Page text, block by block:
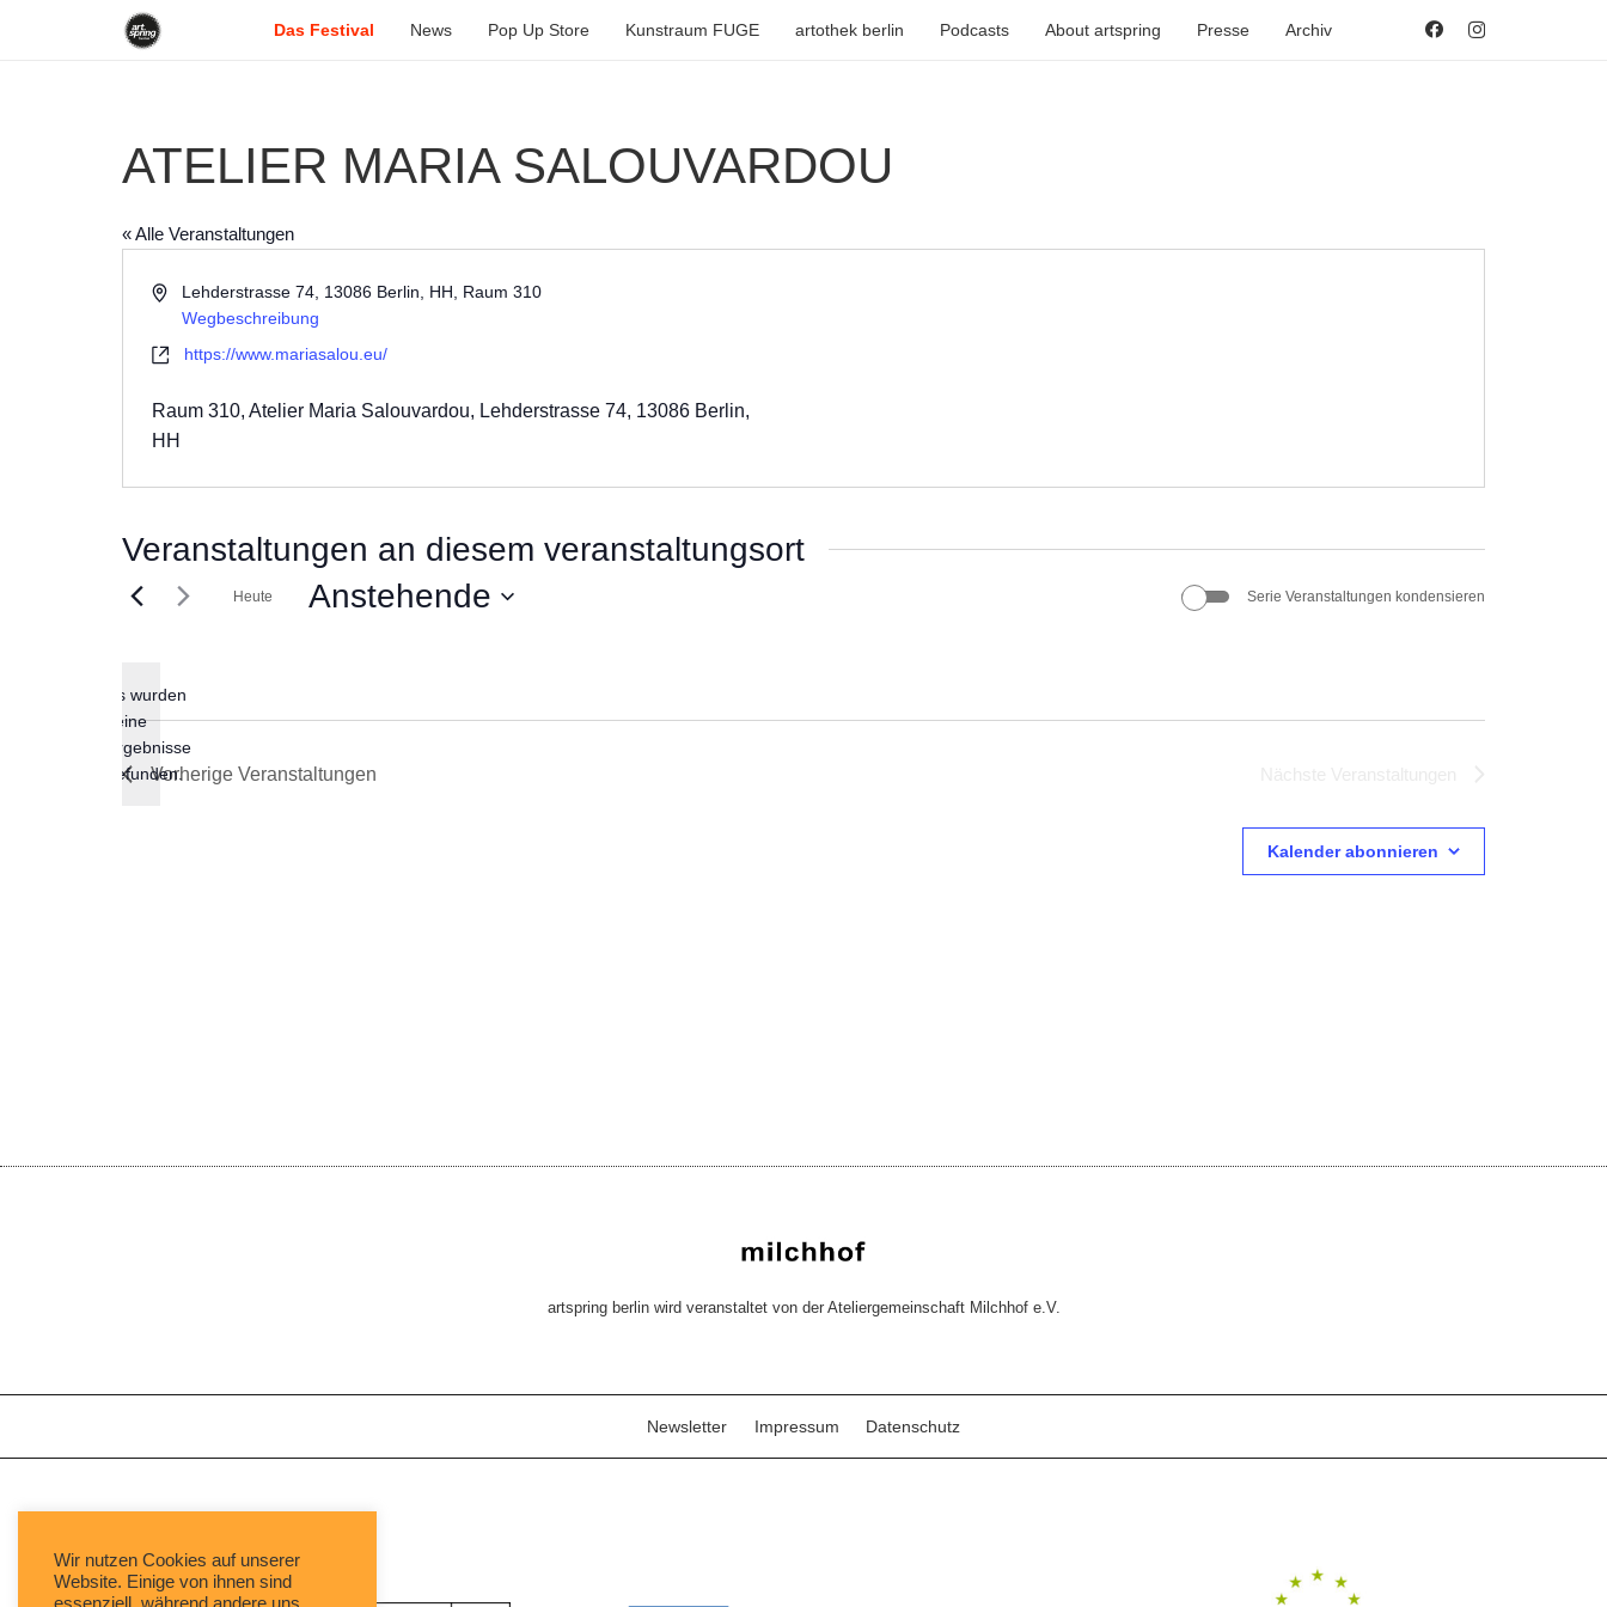
Das Festival News Pop Up Store Kunstraum FUGE artothek berlin Podcasts About artspring Presse Archiv
ATELIER MARIA SALOUVARDOU
« Alle Veranstaltungen
AdresseLehderstrasse 74, 13086 Berlin, HH, Raum 310
Wegbeschreibung
Webseitehttps://www.mariasalou.eu/
Raum 310, Atelier Maria Salouvardou, Lehderstrasse 74, 13086 Berlin,
HH
Veranstaltungen an diesem veranstaltungsort
Hinweis
Es wurden
keine
Ergebnisse
gefunden.
Heute Anstehende Serie Veranstaltungen kondensieren
Vorherige Veranstaltungen
Kalender abonnieren
artspring berlin wird veranstaltet von der Ateliergemeinschaft Milchhof e.V.
Newsletter Impressum Datenschutz
Wir nutzen Cookies auf unserer
Website. Einige von ihnen sind